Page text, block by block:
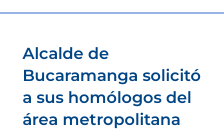
Alcalde de
Bucaramanga solicitó
a sus homólogos del
área metropolitana